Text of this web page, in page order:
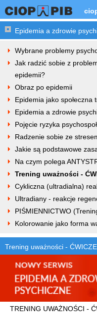
Epidemia a zdrowie
Wybrane problemy
Jak radzić sobie z
epidemii?
Obraz po epidemii
Epidemia jako
Epidemia a zdrowie
Pojęcie ryzyka
Radzenie sobie ze
Jakie są podstawowe
Na czym polega
Trening uważności -
Cykliczna (ultradialna)
Ultradiany - reakcje
PIŚMIENNICTWO
Kolorowanie jako forma
Trening uważności -
TRENING UWAŻNOŚCI -